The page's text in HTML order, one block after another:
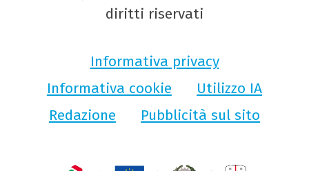
diritti riservati
Informativa privacy
Informativa cookie
Utilizzo IA
Redazione
Pubblicità sul sito